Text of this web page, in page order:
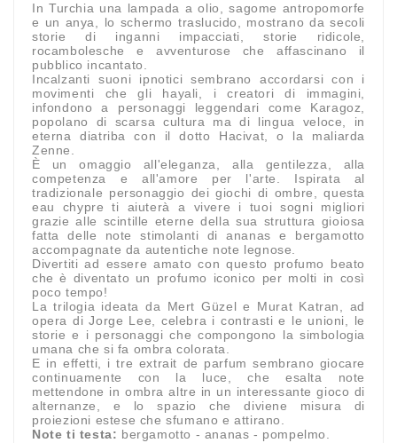
In Turchia una lampada a olio, sagome antropomorfe
e un anya, lo schermo traslucido, mostrano da secoli
storie di inganni impacciati, storie ridicole,
rocambolesche e avventurose che affascinano il
pubblico incantato.
Incalzanti suoni ipnotici sembrano accordarsi con i
movimenti che gli hayali, i creatori di immagini,
infondono a personaggi leggendari come Karagoz,
popolano di scarsa cultura ma di lingua veloce, in
eterna diatriba con il dotto Hacivat, o la maliarda
Zenne.
È un omaggio all'eleganza, alla gentilezza, alla
competenza e all'amore per l'arte. Ispirata al
tradizionale personaggio dei giochi di ombre, questa
eau chypre ti aiuterà a vivere i tuoi sogni migliori
grazie alle scintille eterne della sua struttura gioiosa
fatta delle note stimolanti di ananas e bergamotto
accompagnate da autentiche note legnose.
Divertiti ad essere amato con questo profumo beato
che è diventato un profumo iconico per molti in così
poco tempo!
La trilogia ideata da Mert Güzel e Murat Katran, ad
opera di Jorge Lee, celebra i contrasti e le unioni, le
storie e i personaggi che compongono la simbologia
umana che si fa ombra colorata.
E in effetti, i tre extrait de parfum sembrano giocare
continuamente con la luce, che esalta note
mettendone in ombra altre in un interessante gioco di
alternanze, e lo spazio che diviene misura di
proiezioni estese che sfumano e attirano.
Note ti testa: bergamotto - ananas - pompelmo.